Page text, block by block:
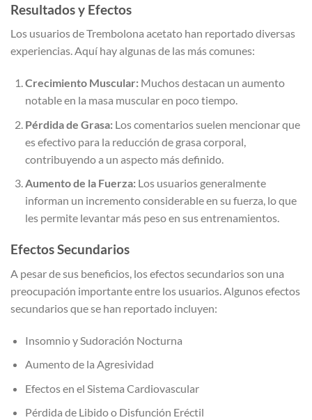
Resultados y Efectos
Los usuarios de Trembolona acetato han reportado diversas
experiencias. Aquí hay algunas de las más comunes:
Crecimiento Muscular:Muchos destacan un aumento
notable en la masa muscular en poco tiempo.
Pérdida de Grasa:Los comentarios suelen mencionar que
es efectivo para la reducción de grasa corporal,
contribuyendo a un aspecto más definido.
Aumento de la Fuerza:Los usuarios generalmente
informan un incremento considerable en su fuerza, lo que
les permite levantar más peso en sus entrenamientos.
Efectos Secundarios
A pesar de sus beneficios, los efectos secundarios son una
preocupación importante entre los usuarios. Algunos efectos
secundarios que se han reportado incluyen:
Insomnio y Sudoración Nocturna
Aumento de la Agresividad
Efectos en el Sistema Cardiovascular
Pérdida de Libido o Disfunción Eréctil